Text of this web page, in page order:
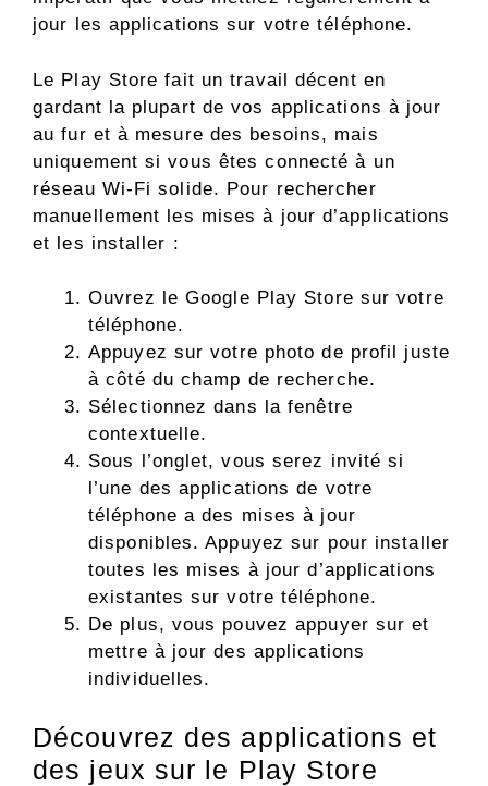
jour les applications sur votre téléphone.
Le Play Store fait un travail décent en
gardant la plupart de vos applications à jour
au fur et à mesure des besoins, mais
uniquement si vous êtes connecté à un
réseau Wi-Fi solide. Pour rechercher
manuellement les mises à jour d’applications
et les installer :
Ouvrez le Google Play Store sur votre
téléphone.
Appuyez sur votre photo de profil juste
à côté du champ de recherche.
Sélectionnez dans la fenêtre
contextuelle.
Sous l’onglet, vous serez invité si
l’une des applications de votre
téléphone a des mises à jour
disponibles. Appuyez sur pour installer
toutes les mises à jour d’applications
existantes sur votre téléphone.
De plus, vous pouvez appuyer sur et
mettre à jour des applications
individuelles.
Découvrez des applications et
des jeux sur le Play Store